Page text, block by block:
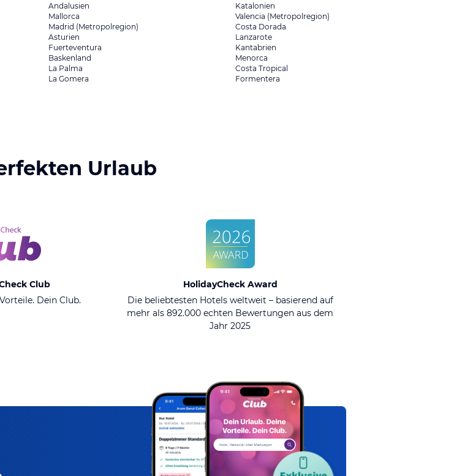
Andalusien
Katalonien
Mallorca
Valencia (Metropolregion)
Madrid (Metropolregion)
Costa Dorada
Asturien
Lanzarote
Fuerteventura
Kantabrien
Baskenland
Menorca
La Palma
Costa Tropical
La Gomera Formentera
Urlaub
Club
Dein Club.
HolidayCheck Award
Die beliebtesten Hotels weltweit – basierend auf
mehr als 892.000 echten Bewertungen aus dem
Jahr 2025